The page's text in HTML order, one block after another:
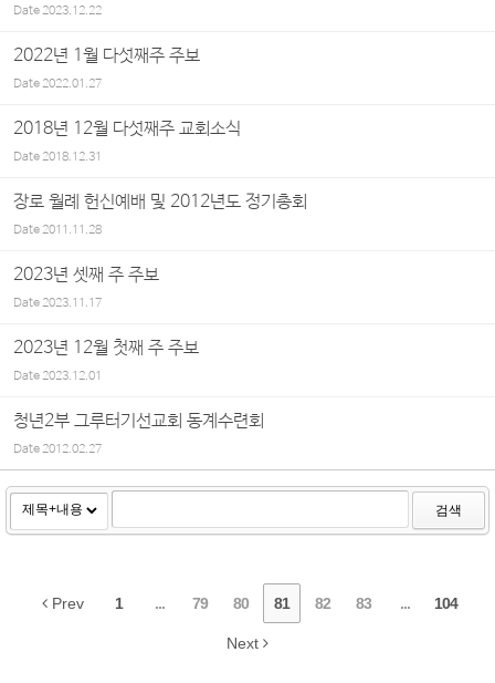
Date2023.12.22
2022년 1월 다섯째주 주보
Date2022.01.27
2018년 12월 다섯째주 교회소식
Date2018.12.31
장로 월례 헌신예배 및 2012년도 정기총회
Date2011.11.28
2023년 셋째 주 주보
Date2023.11.17
2023년 12월 첫째 주 주보
Date2023.12.01
청년2부 그루터기선교회 동계수련회
Date2012.02.27
검색
Prev 1 ... 79 80 81 82 83 ... 104
Next